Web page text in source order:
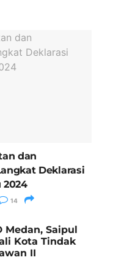
dan
Deklarasi
2024
14
Medan, Saipul
Kota Tindak
II